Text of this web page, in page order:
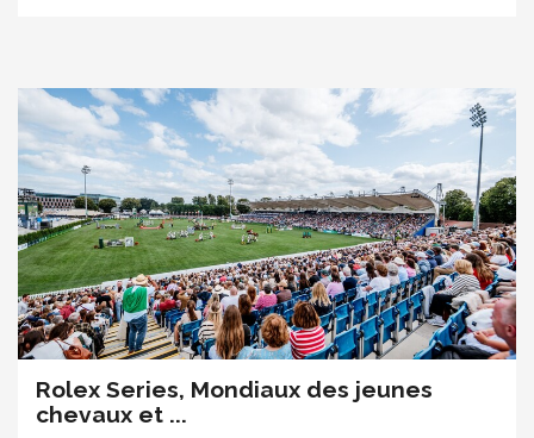
Rolex Series, Mondiaux des jeunes
chevaux et ...